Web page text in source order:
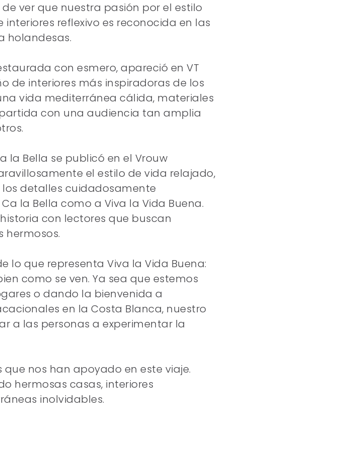
ver que nuestra pasión por el estilo
reflexivo es reconocida en las
holandesas.
con esmero, apareció en VT
de interiores más inspiradoras de los
vida mediterránea cálida, materiales
con una audiencia tan amplia
la Bella se publicó en el Vrouw
el estilo de vida relajado,
detalles cuidadosamente
la Bella como a Viva la Vida Buena.
con lectores que buscan
hermosos.
lo que representa Viva la Vida Buena:
como se ven. Ya sea que estemos
o dando la bienvenida a
en la Costa Blanca, nuestro
a las personas a experimentar la
nos han apoyado en este viaje.
hermosas casas, interiores
inolvidables.